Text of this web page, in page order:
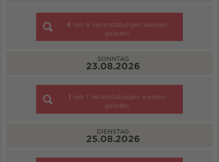
6 von 6 Veranstaltungen werden
geladen
SONNTAG
23.08.2026
1 von 1 Veranstaltungen werden
geladen
DIENSTAG
25.08.2026